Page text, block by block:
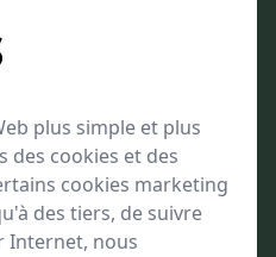
plus simple et plus
des cookies et des
cookies marketing
des tiers, de suivre
Internet, nous
jardin, du balcon et de la maison
végétaux